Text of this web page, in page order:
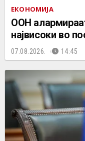
ЕКОНОМИЈА
ООН
највисоки во
07.08.2026. 14:45